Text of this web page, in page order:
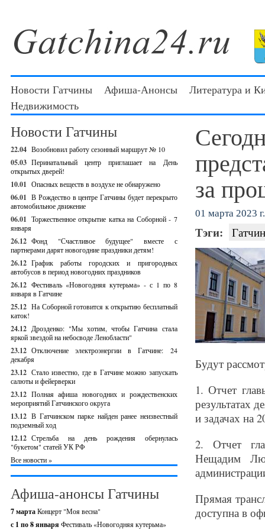
Новости Гатчины Афиша-Анонсы
Литература и
Недвижимость
Новости Гатчины
22.04 Возобновил работу сезонный маршрут № 10
05.03 Перинатальный центр приглашает на День
открытых дверей!
10.01 Опасных веществ в воздухе не обнаружено
06.01 В Рождество в центре Гатчины будет перекрыто
автомобильное движение
06.01 Торжественное открытие катка на Соборной - 7
января
26.12 Фонд "Счастливое будущее" вместе с
партнерами дарят новогодние праздники детям!
26.12 График работы городских и пригородных
автобусов в период новогодних праздников
26.12 Фестиваль «Новогодняя кутерьма» - с 1 по 8
января в Гатчине
25.12 На Соборной готовится к открытию бесплатный
каток!
24.12 Дрозденко: "Мы хотим, чтобы Гатчина стала
яркой звездой на небосводе Ленобласти"
23.12 Отключение электроэнергии в Гатчине: 24
декабря
23.12 Стало известно, где в Гатчине можно запускать
салюты и фейерверки
23.12 Полная афиша новогодних и рождественских
мероприятий Гатчинского округа
13.12 В Гатчинском парке найден ранее неизвестный
подземный ход
12.12 Стрельба на день рождения обернулась
"букетом" статей УК РФ
Все новости »
Афиша-анонсы Гатчины
7 мартаКонцерт "Моя весна"
с 1 по 8 января Фестиваль «Новогодняя кутерьма»
за
01 марта 2023 г.
Тэги:
Будут
1. Отчет
результатах
и задачах на
2. Отчет
Нещадим
Прямая
доступна в